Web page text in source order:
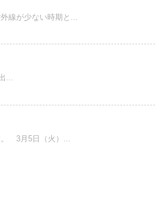
線が少ない時期と...
...
3月5日（火）...